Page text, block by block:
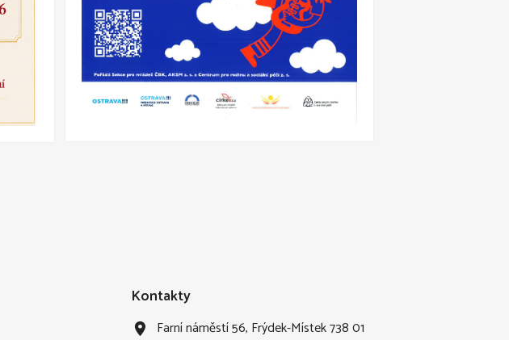
Kontakty
Farní náměstí 56, Frýdek-Místek 738 01